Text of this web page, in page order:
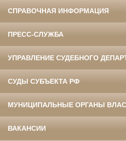
СПРАВОЧНАЯ ИНФОРМАЦИЯ
ПРЕСС-СЛУЖБА
УПРАВЛЕНИЕ СУДЕБНОГО
СУДЫ СУБЪЕКТА РФ
МУНИЦИПАЛЬНЫЕ ОРГАНЫ
ВАКАНСИИ